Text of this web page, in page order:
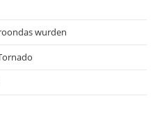
wurden